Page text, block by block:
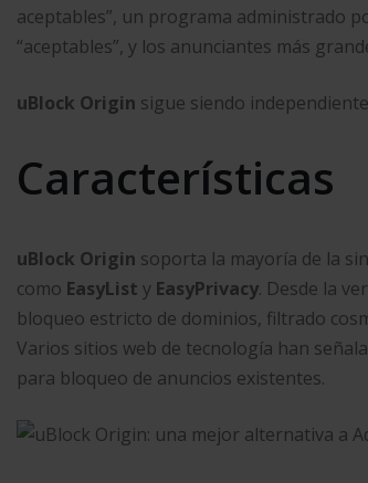
aceptables”,​ un programa administrado
“aceptables”, y los anunciantes más
uBlock Origin sigue siendo
Características
uBlock Origin soporta la mayoría de la
como EasyList y EasyPrivacy. Desde la
bloqueo estricto de dominios, filtrado
Varios sitios web de tecnología han
para bloqueo de anuncios existentes.